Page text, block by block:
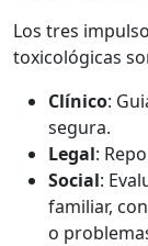
Los tres
toxicológicas
Clínico:
segura.
Legal:
Social:
familiar,
o